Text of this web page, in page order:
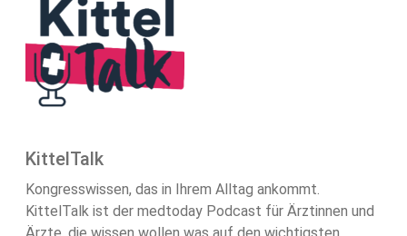
KittelTalk
Kongresswissen, das in Ihrem Alltag ankommt.
KittelTalk ist der medtoday Podcast für Ärztinnen und